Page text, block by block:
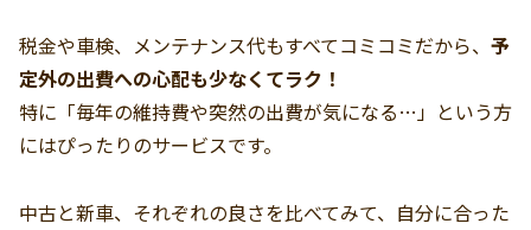
税金や車検、メンテナンス代もすべてコミコミだから、 予
定外の出費への心配も少なくてラク！
特に「毎年の維持費や突然の出費が気になる…」という方
にはぴったりのサービスです。
中古と新車、それぞれの良さを比べてみて、自分に合った